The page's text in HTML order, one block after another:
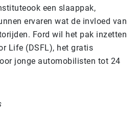
een slaappak,
ervaren wat de invloed van
Ford wil het pak inzetten
Life (DSFL), het gratis
jonge automobilisten tot 24